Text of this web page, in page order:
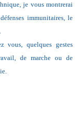
je vous montrerai
immunitaires, le
vous, quelques gestes
de marche ou de